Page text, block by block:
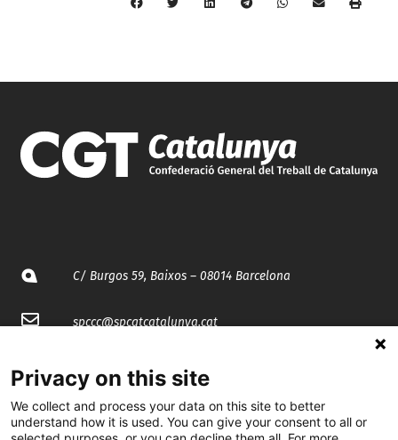
C/ Burgos 59, Baixos – 08014 Barcelona
spccc@spcgtcatalunya.cat
@CGTCatalunya
Privacy on this site
We collect and process your data on this site to better
understand how it is used. You can give your consent to all or